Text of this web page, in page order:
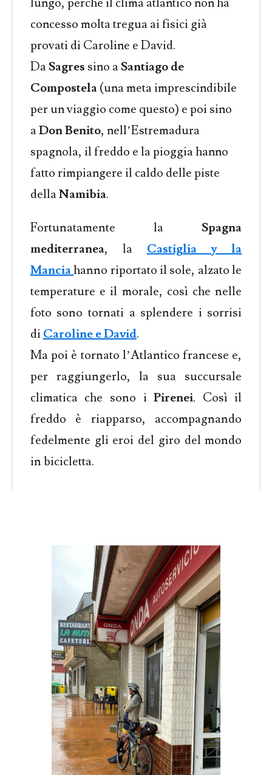
concesso molta tregua ai fisici già
provati di Caroline e David.
DaSagres sino aSantiago de
Compostela (una meta imprescindibile
per un viaggio come questo) e poi sino
aDon Benito, nell’Estremadura
spagnola, il freddo e la pioggia hanno
fatto rimpiangere il caldo delle piste
dellaNamibia.
Fortunatamente la
Spagna
mediterranea, la
Castiglia y la
Manciahanno riportato il sole, alzato le
temperature e il morale, così che nelle
foto sono tornati a splendere i sorrisi
di Caroline e David.
Ma poi è tornato l’Atlantico francese e,
per raggiungerlo, la sua succursale
climatica che sono i Pirenei. Così il
freddo è riapparso, accompagnando
fedelmente gli eroi del giro del mondo
in bicicletta.